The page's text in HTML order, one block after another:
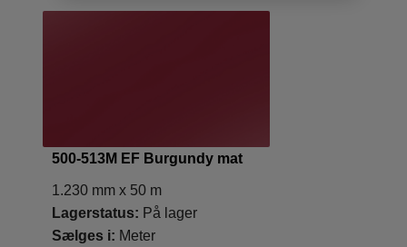
500-513M EF Burgundy mat
1.230 mm x 50 m
Lagerstatus: På lager
Sælges i: Meter